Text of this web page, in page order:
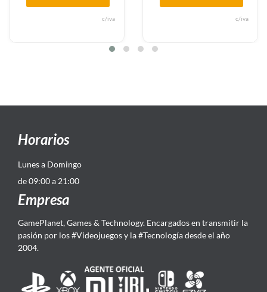
Horarios
Lunes a Domingo
de 09:00 a 21:00
Empresa
GamePlanet, Games & Technology. Encargados en transmitir la
pasión por los #Videojuegos y la #Tecnología desde el año
2004.